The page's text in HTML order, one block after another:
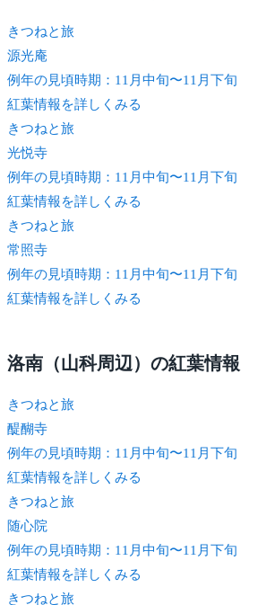
きつねと旅
源光庵
例年の見頃時期：11月中旬〜11月下旬
紅葉情報を詳しくみる
きつねと旅
光悦寺
例年の見頃時期：11月中旬〜11月下旬
紅葉情報を詳しくみる
きつねと旅
常照寺
例年の見頃時期：11月中旬〜11月下旬
紅葉情報を詳しくみる
洛南（山科周辺）の紅葉情報
きつねと旅
醍醐寺
例年の見頃時期：11月中旬〜11月下旬
紅葉情報を詳しくみる
きつねと旅
随心院
例年の見頃時期：11月中旬〜11月下旬
紅葉情報を詳しくみる
きつねと旅